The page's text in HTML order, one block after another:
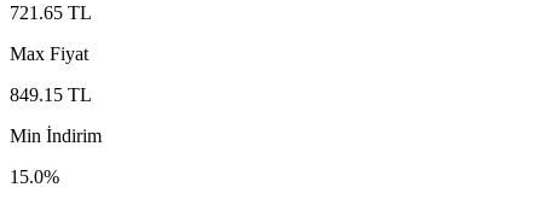
721.65 TL
Max Fiyat
849.15 TL
Min İndirim
15.0%